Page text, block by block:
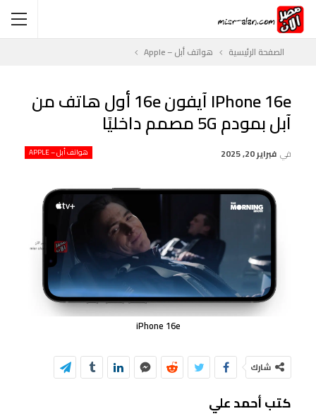
الصفحة الرئيسية هواتف أبل – Apple
IPhone 16e آيفون 16e أول هاتف من
آبل بمودم 5G مصمم داخليًا
هواتف أبل – APPLE في فبراير 20, 2025
iPhone 16e
شارك
كتب أحمد علي